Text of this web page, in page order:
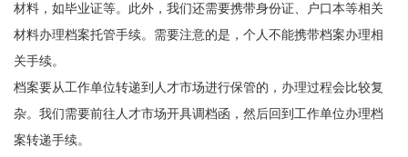
材料，如毕业证等。此外，我们还需要携带身份证、户口本等相关
材料办理档案托管手续。需要注意的是，个人不能携带档案办理相
关手续。
档案要从工作单位转递到人才市场进行保管的，办理过程会比较复
杂。我们需要前往人才市场开具调档函，然后回到工作单位办理档
案转递手续。